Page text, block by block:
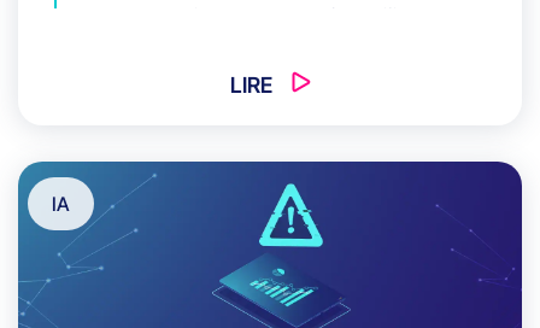
le rôle du SEO, des données et du contenu ?
LIRE
IA